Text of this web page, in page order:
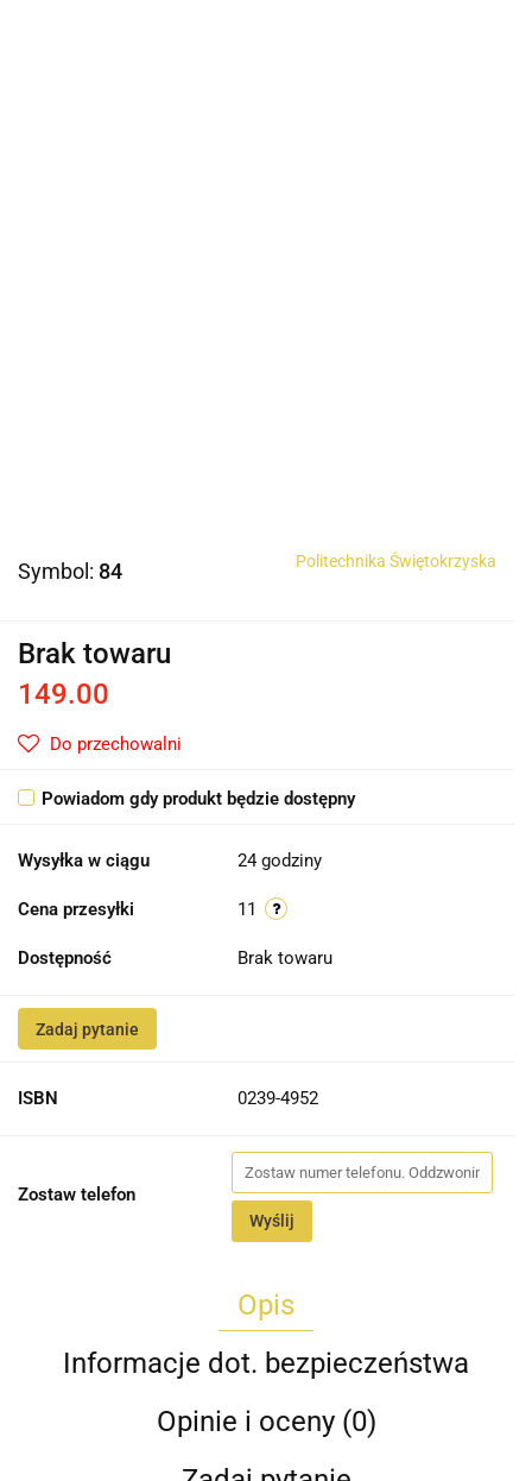
Symbol: 84 Politechnika Świętokrzyska
Brak towaru
149.00
Do przechowalni
Powiadom gdy produkt będzie dostępny
Wysyłka w ciągu 24 godziny
Cena przesyłki 11
Dostępność Brak towaru
Zadaj pytanie
ISBN 0239-4952
Zostaw telefon
Wyślij
Opis
Informacje dot. bezpieczeństwa
Opinie i oceny (0)